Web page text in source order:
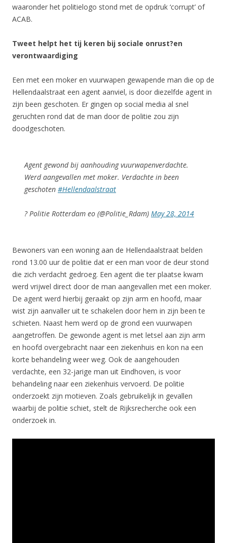
waaronder het politielogo stond met de opdruk ‘corrupt’ of
ACAB.
Tweet helpt het tij keren bij sociale onrust?en
verontwaardiging
Een met een moker en vuurwapen gewapende man die op de
Hellendaalstraat een agent aanviel, is door diezelfde agent in
zijn been geschoten. Er gingen op social media al snel
geruchten rond dat de man door de politie zou zijn
doodgeschoten.
Agent gewond bij aanhouding vuurwapenverdachte.
Werd aangevallen met moker. Verdachte in been
geschoten #Hellendaalstraat
? Politie Rotterdam eo (@Politie_Rdam) May 28, 2014
Bewoners van een woning aan de Hellendaalstraat belden
rond 13.00 uur de politie dat er een man voor de deur stond
die zich verdacht gedroeg. Een agent die ter plaatse kwam
werd vrijwel direct door de man aangevallen met een moker.
De agent werd hierbij geraakt op zijn arm en hoofd, maar
wist zijn aanvaller uit te schakelen door hem in zijn been te
schieten. Naast hem werd op de grond een vuurwapen
aangetroffen. De gewonde agent is met letsel aan zijn arm
en hoofd overgebracht naar een ziekenhuis en kon na een
korte behandeling weer weg. Ook de aangehouden
verdachte, een 32-jarige man uit Eindhoven, is voor
behandeling naar een ziekenhuis vervoerd. De politie
onderzoekt zijn motieven. Zoals gebruikelijk in gevallen
waarbij de politie schiet, stelt de Rijksrecherche ook een
onderzoek in.